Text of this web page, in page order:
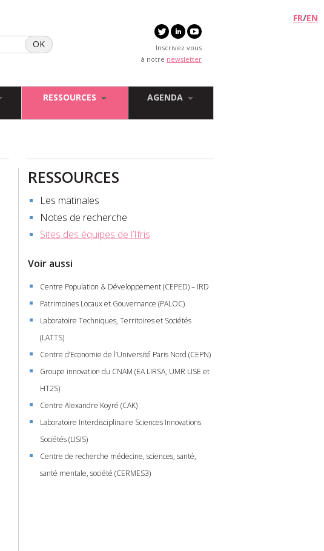
Inscrivez vous
à notre newsletter
FR/EN
RESSOURCES AGENDA
RESSOURCES
Les matinales
Notes de recherche
Sites des équipes de l’Ifris
Voir aussi
Centre Population & Développement (CEPED) – IRD
Patrimoines Locaux et Gouvernance (PALOC)
Laboratoire Techniques, Territoires et Sociétés
(LATTS)
Centre d’Economie de l’Université Paris Nord (CEPN)
Groupe innovation du CNAM (EA LIRSA, UMR LISE et
HT2S)
Centre Alexandre Koyré (CAK)
Laboratoire Interdisciplinaire Sciences Innovations
Sociétés (LISIS)
Centre de recherche médecine, sciences, santé,
santé mentale, société (CERMES3)